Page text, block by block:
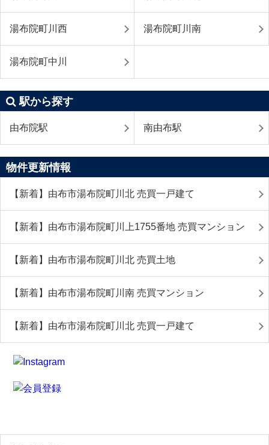
湯布院町川西 湯布院町川南
湯布院町中川
駅から探す
由布院駅 南由布駅
物件更新情報
【新着】由布市湯布院町川北 売買一戸建て
【新着】由布市湯布院町川上1755番地 売買マンション
【新着】由布市湯布院町川北 売買土地
【新着】由布市湯布院町川南 売買マンション
【新着】由布市湯布院町川北 売買一戸建て